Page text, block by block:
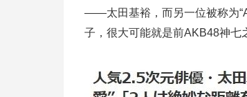
——太田基裕，而另一位被称为
子，很大可能就是前AKB48神七